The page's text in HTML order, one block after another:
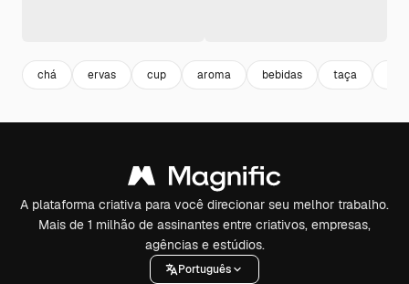
chá ervas cup aroma bebidas taça
A plataforma criativa para você direcionar seu melhor trabalho.
Mais de 1 milhão de assinantes entre criativos, empresas,
agências e estúdios.
Português